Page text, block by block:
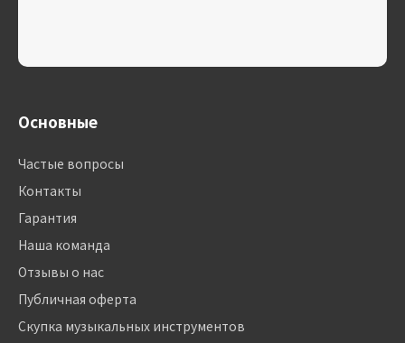
Основные
Частые вопросы
Контакты
Гарантия
Наша команда
Отзывы о нас
Публичная оферта
Скупка музыкальных инструментов